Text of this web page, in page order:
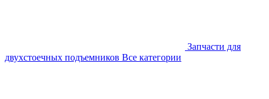
Запчасти для
двухстоечных подъемников Все категории